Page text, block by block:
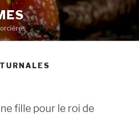
fille pour le roi de